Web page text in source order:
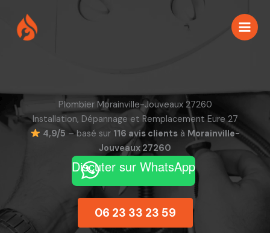
contenu
Plombier Morainville-Jouveaux 27260
Installation, Dépannage et Remplacement Eure 27
4,9/5 – basé sur 116 avis clientsà Morainville-
Jouveaux 27260
Discuter sur WhatsApp
06 23 33 23 59